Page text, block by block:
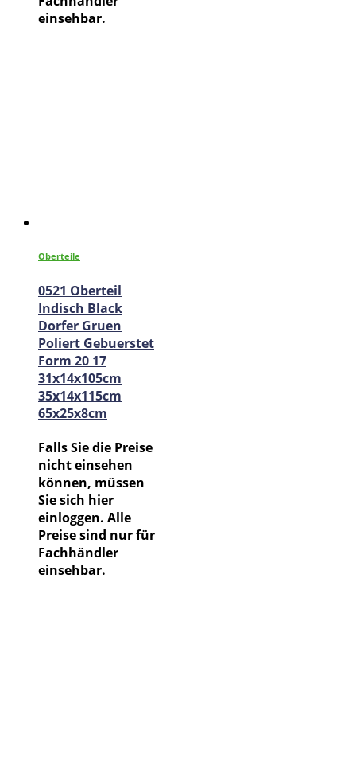
einsehbar.
Oberteile
0521 Oberteil
Indisch Black
Dorfer Gruen
Poliert Gebuerstet
Form 20 17
31x14x105cm
35x14x115cm
65x25x8cm
Falls Sie die Preise
nicht einsehen
können, müssen
Sie sich hier
einloggen. Alle
Preise sind nur für
Fachhändler
einsehbar.